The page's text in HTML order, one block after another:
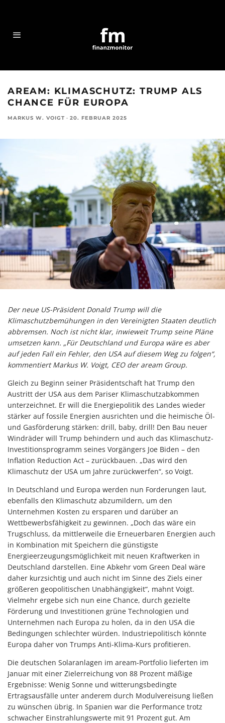
AREAM: KLIMASCHUTZ: TRUMP ALS
CHANCE FÜR EUROPA
MARKUS W. VOIGT · 20. FEBRUAR 2025
Der neue US-Präsident Donald Trump will die
Klimaschutzbemühungen in den Vereinigten Staaten deutlich
abbremsen. Noch ist nicht klar, inwieweit Trump seine Pläne
umsetzen kann. „Für Deutschland und Europa wäre es aber
auf jeden Fall ein Fehler, den USA auf diesem Weg zu folgen“,
kommentiert Markus W. Voigt, CEO der aream Group.
Gleich zu Beginn seiner Präsidentschaft hat Trump den
Austritt der USA aus dem Pariser Klimaschutzabkommen
unterzeichnet. Er will die Energiepolitik des Landes wieder
stärker auf fossile Energien ausrichten und die heimische Öl-
und Gasförderung stärken: drill, baby, drill! Den Bau neuer
Windräder will Trump behindern und auch das Klimaschutz-
Investitionsprogramm seines Vorgängers Joe Biden – den
Inflation Reduction Act – zurückbauen. „Das wird den
Klimaschutz der USA um Jahre zurückwerfen“, so Voigt.
In Deutschland und Europa werden nun Forderungen laut,
ebenfalls den Klimaschutz abzumildern, um den
Unternehmen Kosten zu ersparen und darüber an
Wettbewerbsfähigkeit zu gewinnen. „Doch das wäre ein
Trugschluss, da mittlerweile die Erneuerbaren Energien auch
in Kombination mit Speichern die günstigste
Energieerzeugungsmöglichkeit mit neuen Kraftwerken in
Deutschland darstellen. Eine Abkehr vom Green Deal wäre
daher kurzsichtig und auch nicht im Sinne des Ziels einer
größeren geopolitischen Unabhängigkeit“, mahnt Voigt.
Vielmehr ergebe sich nun eine Chance, durch gezielte
Förderung und Investitionen grüne Technologien und
Unternehmen nach Europa zu holen, da in den USA die
Bedingungen schlechter würden. Industriepolitisch könnte
Europa daher von Trumps Anti-Klima-Kurs profitieren.
Die deutschen Solaranlagen im aream-Portfolio lieferten im
Januar mit einer Zielerreichung von 88 Prozent mäßige
Ergebnisse: Wenig Sonne und witterungsbedingte
Ertragsausfälle unter anderem durch Modulvereisung ließen
zu wünschen übrig. In Spanien war die Performance trotz
schwacher Einstrahlungswerte mit 91 Prozent gut. Am